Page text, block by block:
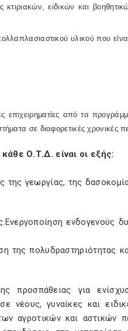
κτιριακών, ειδικών και
υλικού που
επιχειρηματίες από τα
σε διαφορετικές χρονικές
Ο.Τ.Δ. είναι οι εξής:
της γεωργίας, της
ενδογενούς
της πολυδραστηριότητας
προσπάθειας για
σε νέους, γυναίκες και
αγροτικών και αστικών